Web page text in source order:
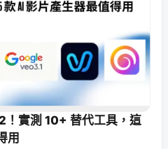
實測 10+ 替代工具，這
用